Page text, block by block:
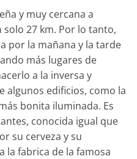
y muy cercana a
solo 27 km. Por lo tanto,
por la mañana y la tarde
más lugares de
a la inversa y
algunos edificios, como la
bonita iluminada. Es
conocida igual que
su cerveza y su
la fabrica de la famosa